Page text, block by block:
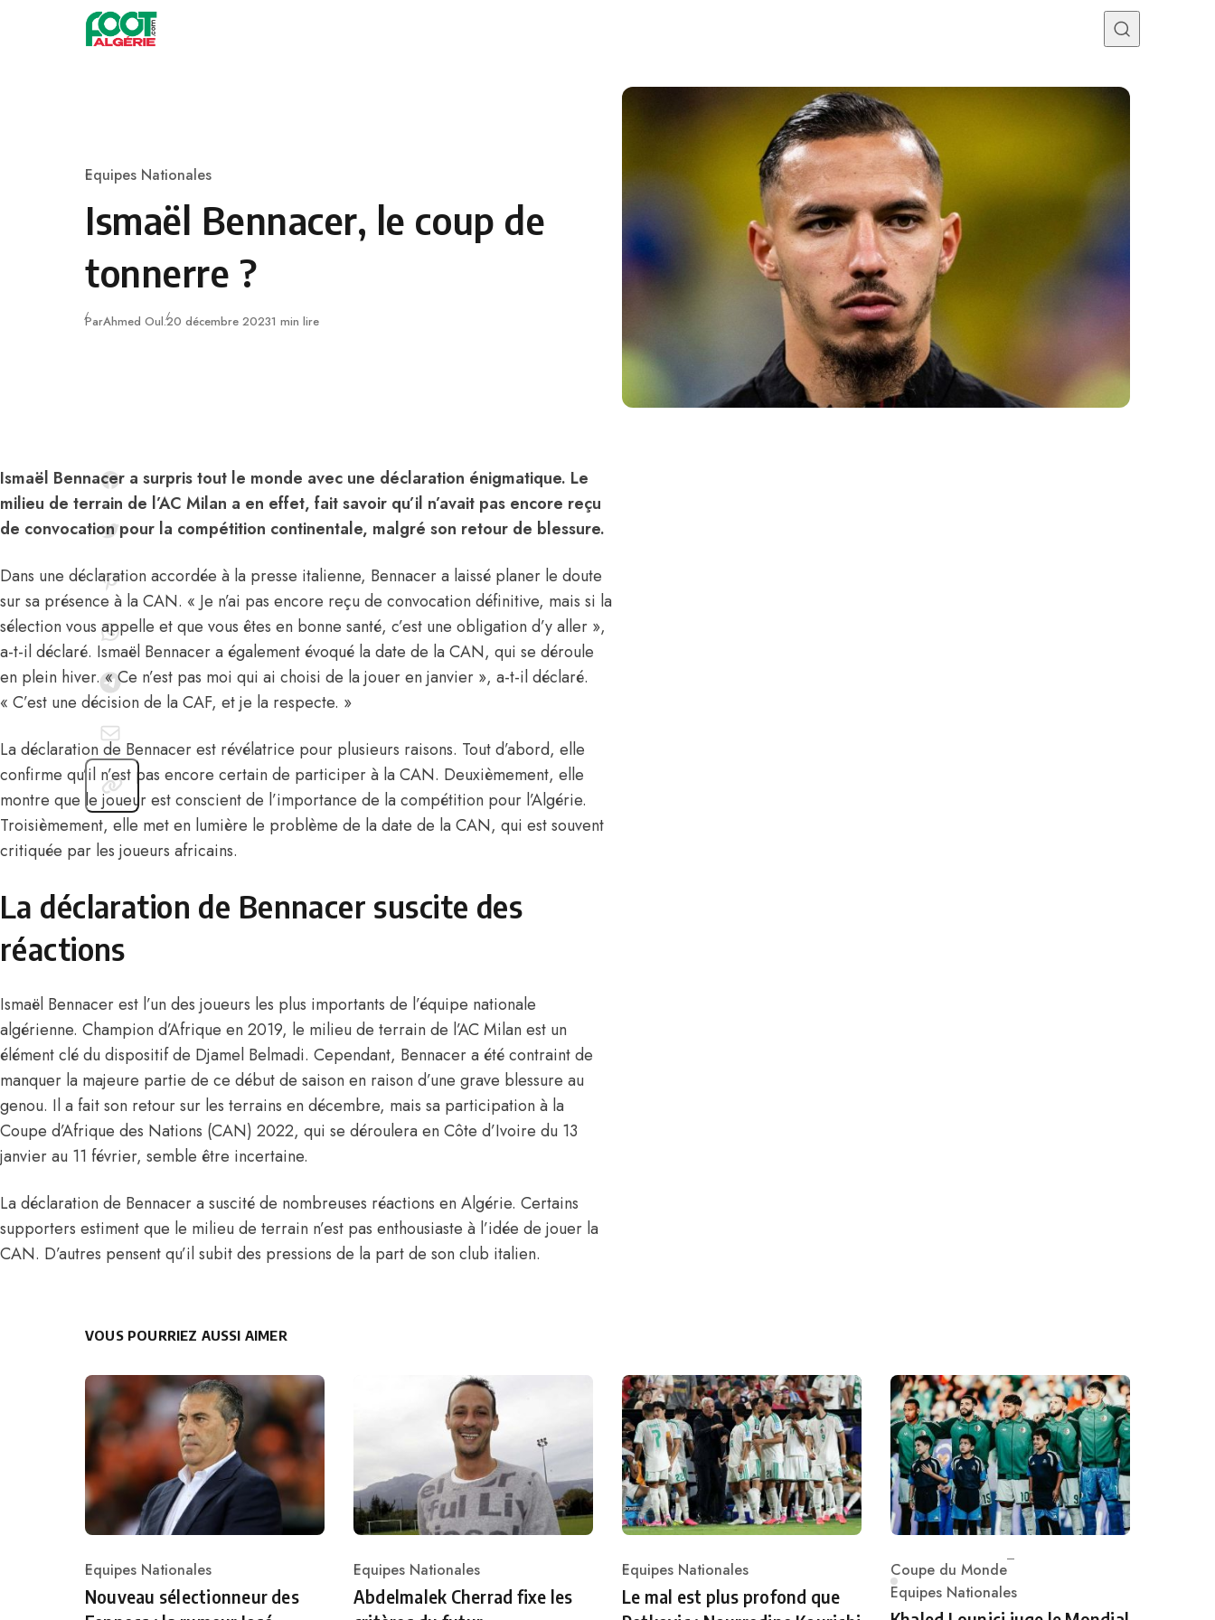
Skip to content
Category
Equipes Nationales
Ismaël Bennacer, le coup de
tonnerre ?
ParAhmed Oul.Publié
20 décembre 20231 min lire
Ismaël Bennacer a surpris tout le monde avec une déclaration énigmatique. Le
milieu de terrain de l’AC Milan a en effet, fait savoir qu’il n’avait pas encore reçu
de convocation pour la compétition continentale, malgré son retour de blessure.
Dans une déclaration accordée à la presse italienne, Bennacer a laissé planer le doute
sur sa présence à la CAN. « Je n’ai pas encore reçu de convocation définitive, mais si la
sélection vous appelle et que vous êtes en bonne santé, c’est une obligation d’y aller »,
a-t-il déclaré. Ismaël Bennacera également évoqué la date de la CAN, qui se déroule
en plein hiver. « Ce n’est pas moi qui ai choisi de la jouer en janvier », a-t-il déclaré.
« C’est une décision de la CAF, et je la respecte. »
La déclaration de Bennacer est révélatrice pour plusieurs raisons. Tout d’abord, elle
confirme qu’il n’est pas encore certain de participer à la CAN. Deuxièmement, elle
montre que le joueur est conscient de l’importance de la compétition pour l’Algérie.
Troisièmement, elle met en lumière le problème de la date de la CAN, qui est souvent
critiquée par les joueurs africains.
La déclaration de Bennacer suscite des
réactions
Ismaël Bennacer est l’un des joueurs les plus importants de l’équipe nationale
algérienne. Champion d’Afrique en 2019, le milieu de terrain de l’AC Milan est un
élément clé du dispositif de Djamel Belmadi. Cependant, Bennacer a été contraint de
manquer la majeure partie de ce début de saison en raison d’une grave blessure au
genou. Il a fait son retour sur les terrains en décembre, mais sa participation à la
Coupe d’Afrique des Nations (CAN) 2022, qui se déroulera en Côte d’Ivoire du 13
janvier au 11 février, semble être incertaine.
La déclaration de Bennacer a suscité de nombreuses réactions en Algérie. Certains
supporters estiment que le milieu de terrain n’est pas enthousiaste à l’idée de jouer la
CAN. D’autres pensent qu’il subit des pressions de la part de son club italien.
VOUS POURRIEZ AUSSI AIMER
Category
Equipes Nationales
Nouveau sélectionneur des
Category
Equipes Nationales
Abdelmalek Cherrad fixe les
Category
Equipes Nationales
Le mal est plus profond que
Category
Coupe du Monde
Equipes Nationales